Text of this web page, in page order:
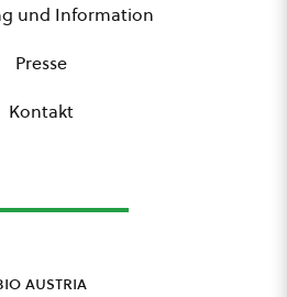
und Information
Presse
Kontakt
austria